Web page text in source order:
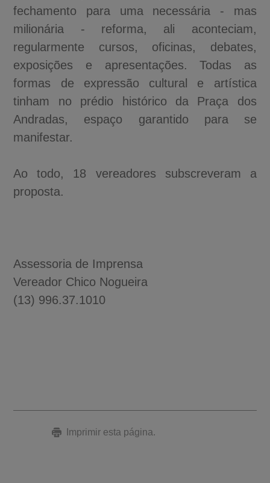
fechamento para uma necessária - mas
milionária - reforma, ali aconteciam,
regularmente cursos, oficinas, debates,
exposições e apresentações. Todas as
formas de expressão cultural e artística
tinham no prédio histórico da Praça dos
Andradas, espaço garantido para se
manifestar.
Ao todo, 18 vereadores subscreveram a
proposta.
Assessoria de Imprensa
Vereador Chico Nogueira
(13) 996.37.1010
Imprimir esta página.